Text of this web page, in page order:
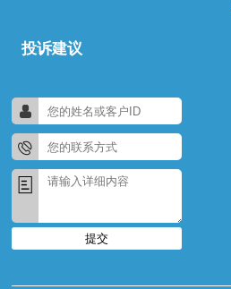
投诉建议
提交